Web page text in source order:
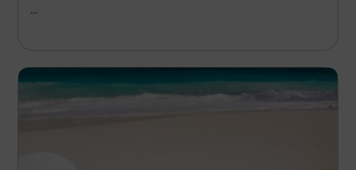
...